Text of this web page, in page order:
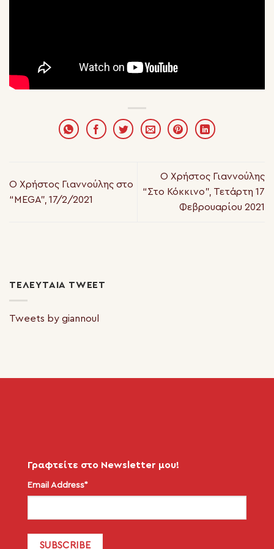
Ο Χρήστος Γιαννούλης στο
“MEGA”, 17/2/2021
Ο Χρήστος Γιαννούλης
“Στο Κόκκινο”, Τετάρτη 17
Φεβρουαρίου 2021
ΤΕΛΕΥΤΑΊΑ TWEET
Tweets by giannoul
Γραφτείτε στο Newsletter μου!
Email Address*